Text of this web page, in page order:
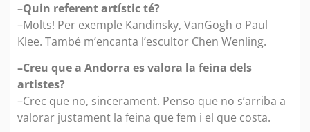
–Quin referent artístic té?
–Molts! Per exemple Kandinsky, VanGogh o Paul
Klee. També m’encanta l’escultor Chen Wenling.
–Creu que a Andorra es valora la feina dels
artistes?
–Crec que no, sincerament. Penso que no s’arriba a
valorar justament la feina que fem i el que costa.